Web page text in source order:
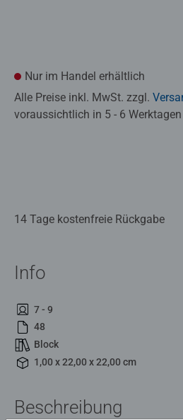
Nur im Handel erhältlich
Alle Preise inkl. MwSt. zzgl.
voraussichtlich in 5 - 6 Werktagen
14 Tage kostenfreie Rückgabe
Info
7 - 9
48
Block
1,00 x 22,00 x 22,00 cm
Beschreibung